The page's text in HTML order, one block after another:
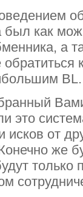
был как
а
BL.
это
от
же